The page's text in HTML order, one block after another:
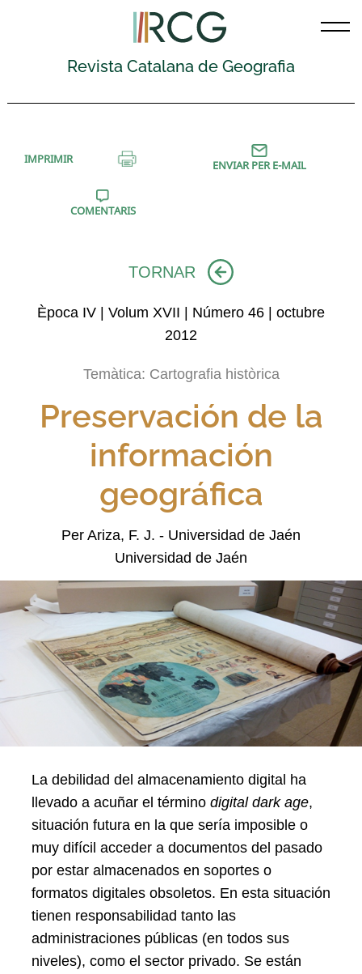
Revista Catalana de Geografia
IMPRIMIR ENVIAR PER E-MAIL
COMENTARIS
TORNAR
Època IV | Volum XVII | Número 46 | octubre
2012
Temàtica: Cartografia històrica
Preservación de la
información
geográfica
Per Ariza, F. J. - Universidad de Jaén
Universidad de Jaén
La debilidad del almacenamiento digital ha
llevado a acuñar el término digital dark age,
situación futura en la que sería imposible o
muy difícil acceder a documentos del pasado
por estar almacenados en soportes o
formatos digitales obsoletos. En esta situación
tienen responsabilidad tanto las
administraciones públicas (en todos sus
niveles), como el sector privado. Se están